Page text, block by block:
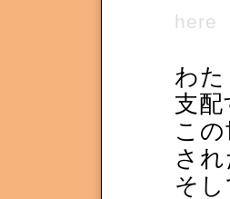
here
わ
支
こ
され
そ